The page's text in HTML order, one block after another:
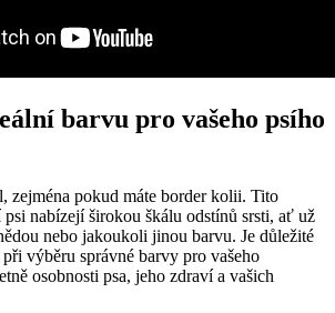
barvu pro vašeho psího
zejména pokud máte border kolii. Tito
nabízejí širokou škálu odstínů srsti, ať už
nebo jakoukoli jinou barvu. Je důležité
výběru správné barvy pro vašeho
osobnosti psa, jeho zdraví a vašich